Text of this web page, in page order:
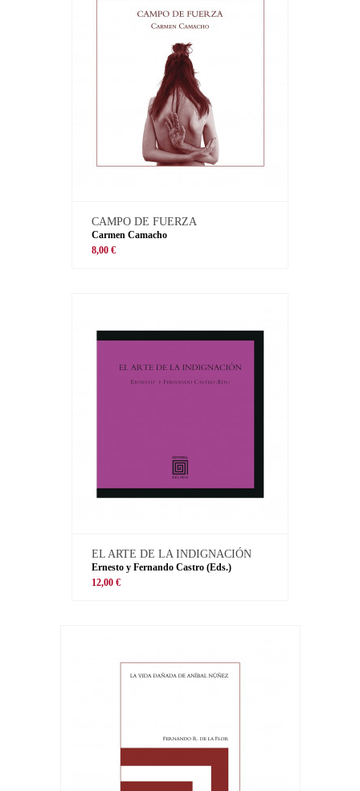
CAMPO DE FUERZA
Carmen Camacho
8,00 €
EL ARTE DE LA INDIGNACIÓN
Ernesto y Fernando Castro (Eds.)
12,00 €